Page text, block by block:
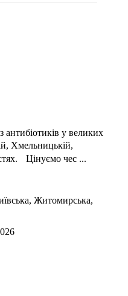
антибіотиків у великих
Хмельницькій,
Цінуємо чес ...
Житомирська,